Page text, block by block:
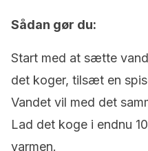
Sådan gør du:
Start med at sætte
det koger, tilsæt en
Vandet vil med det
Lad det koge i endnu
varmen.